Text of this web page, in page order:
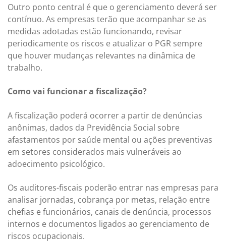
Outro ponto central é que o gerenciamento deverá ser
contínuo. As empresas terão que acompanhar se as
medidas adotadas estão funcionando, revisar
periodicamente os riscos e atualizar o PGR sempre
que houver mudanças relevantes na dinâmica de
trabalho.
Como vai funcionar a fiscalização?
A fiscalização poderá ocorrer a partir de denúncias
anônimas, dados da Previdência Social sobre
afastamentos por saúde mental ou ações preventivas
em setores considerados mais vulneráveis ao
adoecimento psicológico.
Os auditores-fiscais poderão entrar nas empresas para
analisar jornadas, cobrança por metas, relação entre
chefias e funcionários, canais de denúncia, processos
internos e documentos ligados ao gerenciamento de
riscos ocupacionais.